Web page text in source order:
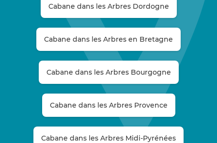
Cabane dans les Arbres Dordogne
Cabane dans les Arbres en Bretagne
Cabane dans les Arbres Bourgogne
Cabane dans les Arbres Provence
Cabane dans les Arbres Midi-Pyrénées